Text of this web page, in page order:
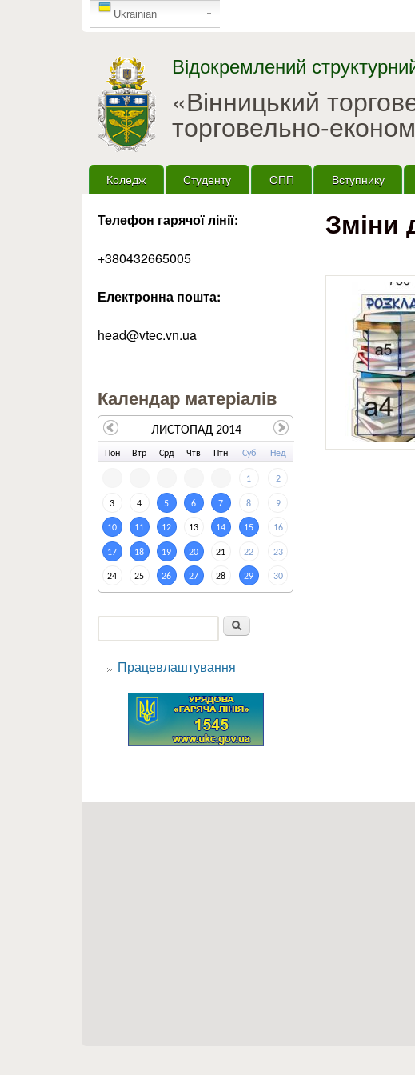
GTranslate
Ukrainian
Відокремлений
«Вінницький
торговельно-
Головне меню
Коледж Студенту ОПП Вступнику
Зміни
Телефон гарячої лінії:
+380432665005
Електронна пошта:
head@vtec.vn.ua
Календар матеріалів
Пон Втр Срд Чтв Птн Суб Нед
1 2
3 4 5 6 7 8 9
10 11 12 13 14 15 16
17 18 19 20 21 22 23
24 25 26 27 28 29 30
ЛИСТОПАД 2014
Пошукова форма
Працевлаштування